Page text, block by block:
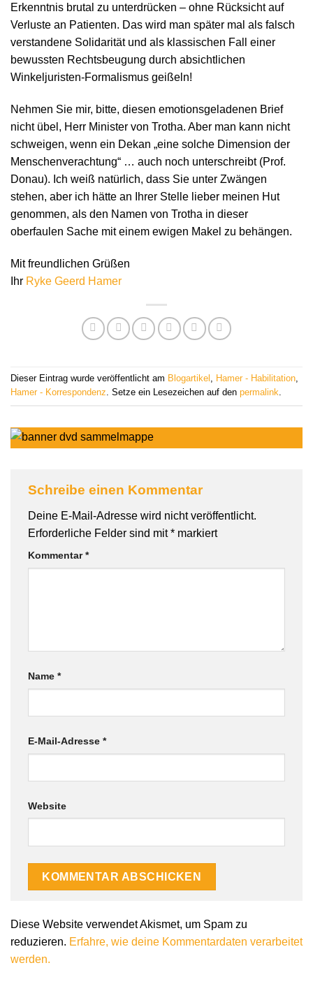
Erkenntnis brutal zu unterdrücken – ohne Rücksicht auf
Verluste an Patienten. Das wird man später mal als falsch
verstandene Solidarität und als klassischen Fall einer
bewussten Rechtsbeugung durch absichtlichen
Winkeljuristen-Formalismus geißeln!
Nehmen Sie mir, bitte, diesen emotionsgeladenen Brief
nicht übel, Herr Minister von Trotha. Aber man kann nicht
schweigen, wenn ein Dekan „eine solche Dimension der
Menschenverachtung“ … auch noch unterschreibt (Prof.
Donau). Ich weiß natürlich, dass Sie unter Zwängen
stehen, aber ich hätte an Ihrer Stelle lieber meinen Hut
genommen, als den Namen von Trotha in dieser
oberfaulen Sache mit einem ewigen Makel zu behängen.
Mit freundlichen Grüßen
Ihr Ryke Geerd Hamer
Dieser Eintrag wurde veröffentlicht am Blogartikel Hamer - Habilitation
Hamer - Korrespondenz . Setze ein Lesezeichen auf den permalink
Schreibe einen Kommentar
Deine E-Mail-Adresse wird nicht veröffentlicht.
Erforderliche Felder sind mit* markiert
Kommentar*
Name *
E-Mail-Adresse *
Website
Diese Website verwendet Akismet, um Spam zu
reduzieren. Erfahre, wie deine Kommentardaten verarbeitet
werden.